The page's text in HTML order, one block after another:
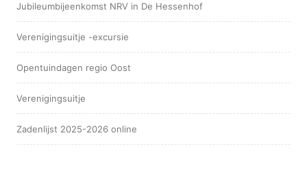
Jubileumbijeenkomst NRV in De Hessenhof
Verenigingsuitje -excursie
Opentuindagen regio Oost
Verenigingsuitje
Zadenlijst 2025-2026 online